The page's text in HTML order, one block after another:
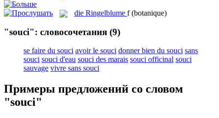
die Ringelblume f (botanique)
"souci": словосочетания (9)
se faire du souci avoir le souci donner bien du souci sans
souci souci d'eau souci des marais souci officinal souci
sauvage vivre sans souci
Примеры предложений со словом
"souci"